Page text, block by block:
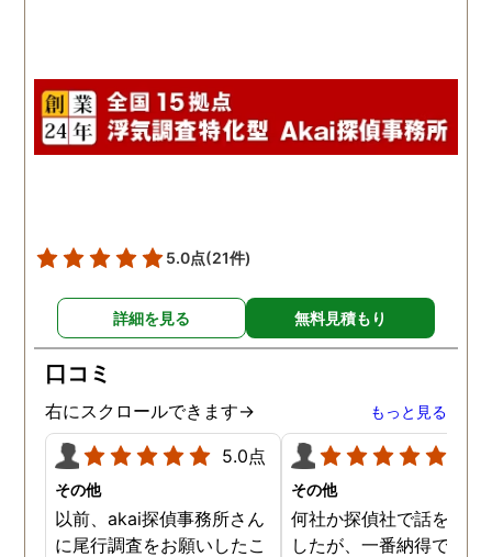
5.0点(21件)
詳細を見る 無料見積もり
口コミ
右にスクロールできます→ もっと見る
5.0点
その他
以前、akai探偵事務所さん
に尾行調査をお願いしたこ
その他
何社か探偵社で話を聞き
したが、一番納得できる